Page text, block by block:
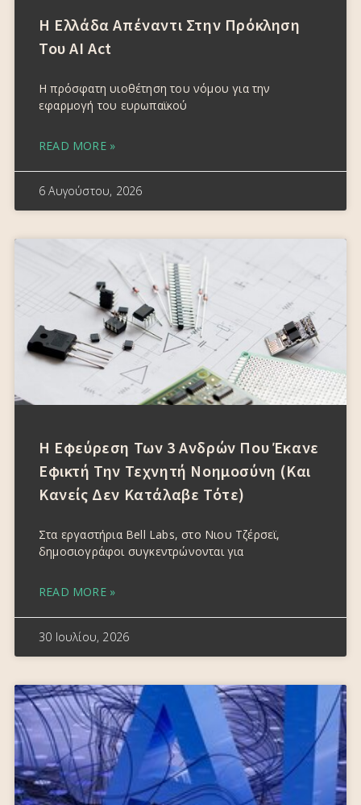
Η Ελλάδα Απέναντι Στην Πρόκληση
Του AI Act
Η πρόσφατη υιοθέτηση του νόμου για την
εφαρμογή του ευρωπαϊκού
READ MORE »
6 Αυγούστου, 2026
Η Εφεύρεση Των 3 Ανδρών Που Έκανε
Εφικτή Την Τεχνητή Νοημοσύνη (και
Κανείς Δεν Κατάλαβε Τότε)
Στα εργαστήρια Bell Labs, στο Νιου Τζέρσεϊ,
δημοσιογράφοι συγκεντρώνονται για
READ MORE »
30 Ιουλίου, 2026